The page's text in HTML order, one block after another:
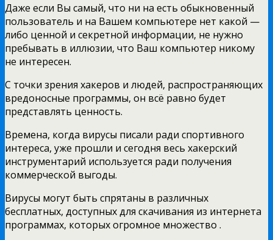
Даже если Вы самый, что ни на есть обыкновенный
пользователь и на Вашем компьютере нет какой —
либо ценной и секретной информации, не нужно
пребывать в иллюзии, что Ваш компьютер никому
не интересен.
С точки зрения хакеров и людей, распространяющих
вредоносные программы, он всё равно будет
представлять ценность.
Времена, когда вирусы писали ради спортивного
интереса, уже прошли и сегодня весь хакерский
инструментарий используется ради получения
коммерческой выгоды.
Вирусы могут быть спрятаны в различных
бесплатных, доступных для скачивания из интернета
программах, которых огромное множество .